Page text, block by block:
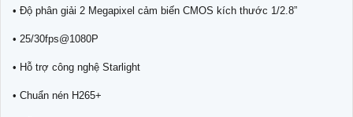
• Độ phân giải 2 Megapixel cảm biến CMOS kích thước 1/2.8”
• 25/30fps@1080P
• Hỗ trợ công nghệ Starlight
• Chuẩn nén H265+